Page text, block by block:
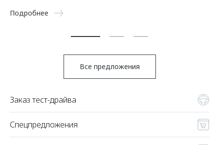
Подробнее
Все предложения
Заказ тест-драйва
Спецпредложения